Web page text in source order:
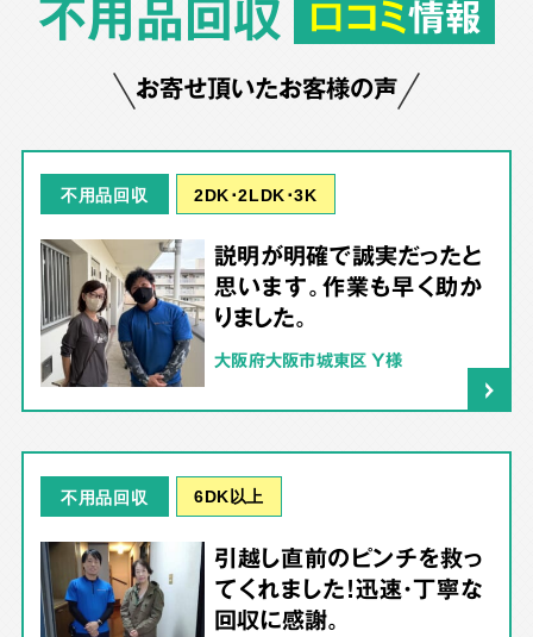
不用品回収 口コミ情報
お寄せ頂いたお客様の声
不用品回収 2DK･2LDK･3K
説明が明確で誠実だったと
思います。作業も早く助か
りました。
大阪府大阪市城東区 Y様
不用品回収 6DK以上
引越し直前のピンチを救っ
てくれました！迅速・丁寧な
回収に感謝。